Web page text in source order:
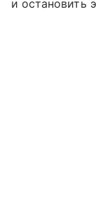
и остановить